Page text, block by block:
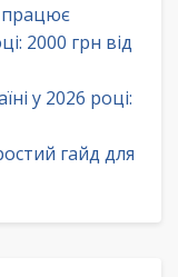
працює
2000 грн від
у 2026 році:
гайд для